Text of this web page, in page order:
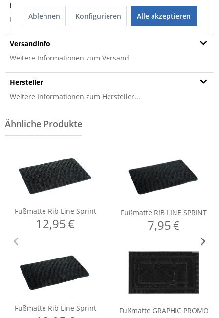
Produktsicherheit
Produktsicherheit
Versandinfo
Weitere Informationen zum Versand...
Hersteller
Weitere Informationen zum Hersteller...
Ablehnen Konfigurieren Alle akzeptieren